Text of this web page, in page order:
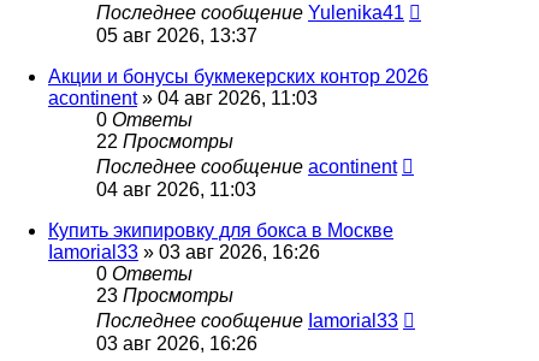
Последнее сообщение Yulenika41
05 авг 2026, 13:37
Акции и бонусы букмекерских контор 2026
acontinent» 04 авг 2026, 11:03
0 Ответы
22 Просмотры
Последнее сообщение acontinent
04 авг 2026, 11:03
Купить экипировку для бокса в Москве
Iamorial33 » 03 авг 2026, 16:26
0 Ответы
23 Просмотры
Последнее сообщение Iamorial33
03 авг 2026, 16:26